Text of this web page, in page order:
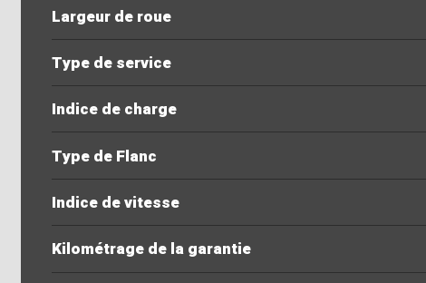
Largeur de roue
Type de service
Indice de charge
Type de Flanc
Indice de vitesse
Kilométrage de la garantie